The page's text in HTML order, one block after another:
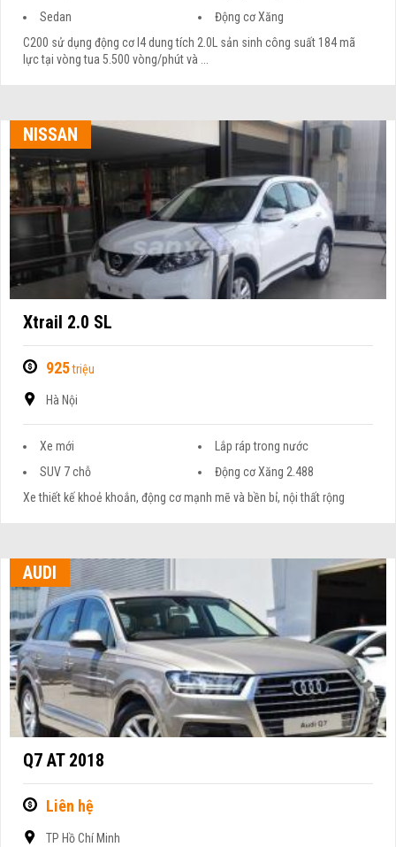
Sedan
Động cơ Xăng
C200 sử dụng động cơ I4 dung tích 2.0L sản sinh công suất 184 mã
lực tại vòng tua 5.500 vòng/phút và ...
NISSAN
Xtrail 2.0 SL
925triệu
Hà Nội
Xe mới
Lắp ráp trong nước
SUV 7 chỗ
Động cơ Xăng 2.488
Xe thiết kế khoẻ khoắn, động cơ mạnh mẽ và bền bỉ, nội thất rộng
AUDI
Q7 AT 2018
Liên hệ
TP Hồ Chí Minh